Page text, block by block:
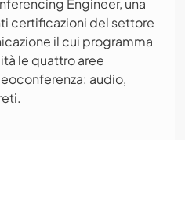
Engineer, una
certificazioni del settore
il cui programma
le quattro aree
audio,